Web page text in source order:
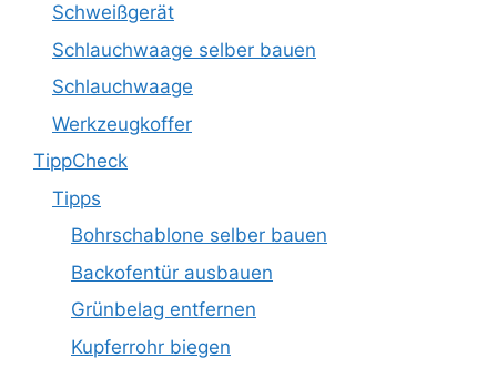
Schweißgerät
Schlauchwaage selber bauen
Schlauchwaage
Werkzeugkoffer
TippCheck
Tipps
Bohrschablone selber bauen
Backofentür ausbauen
Grünbelag entfernen
Kupferrohr biegen